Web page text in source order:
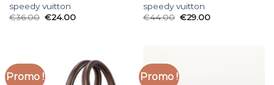
speedy vuitton
€36.00 €24.00
speedy vuitton
€44.00 €29.00
Promo ! Promo !